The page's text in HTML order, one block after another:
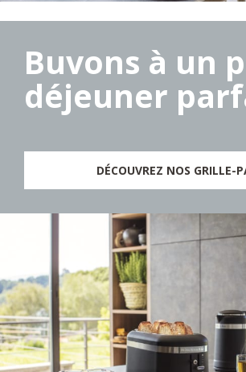
Buvons à un
déjeuner
DÉCOUVREZ NOS GRILLE-